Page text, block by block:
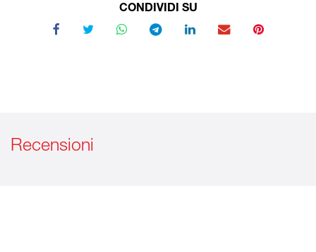
CONDIVIDI SU
Recensioni